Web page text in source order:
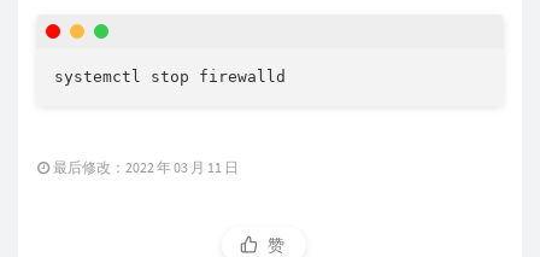
最后修改：2022 年 03 月 11 日
赞